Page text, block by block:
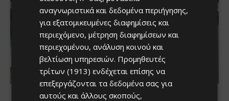
αναγνωριστικά και δεδομένα περιήγησης,
για εξατομικευμένες διαφημίσεις και
περιεχόμενο, μέτρηση διαφημίσεων και
περιεχομένου, ανάλυση κοινού και
βελτίωση υπηρεσιών. Προμηθευτές
τρίτων (1913) ενδέχεται επίσης να
επεξεργάζονται τα δεδομένα σας για
αυτούς και άλλους σκοπούς,